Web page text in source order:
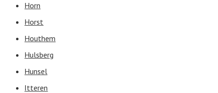
Horn
Horst
Houthem
Hulsberg
Hunsel
Itteren